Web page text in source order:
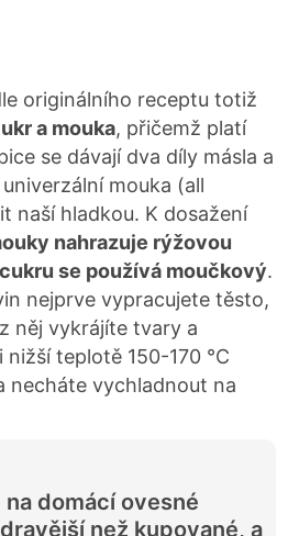
originálního receptu totiž
a mouka, přičemž platí
se dávají dva díly másla a
mouka (all
naší hladkou. K dosažení
nahrazuje rýžovou
se používá moučkový.
nejprve vypracujete těsto,
něj vykrájíte tvary a
teplotě 150-170 °C
necháte vychladnout na
domácí ovesné
než kupované, a